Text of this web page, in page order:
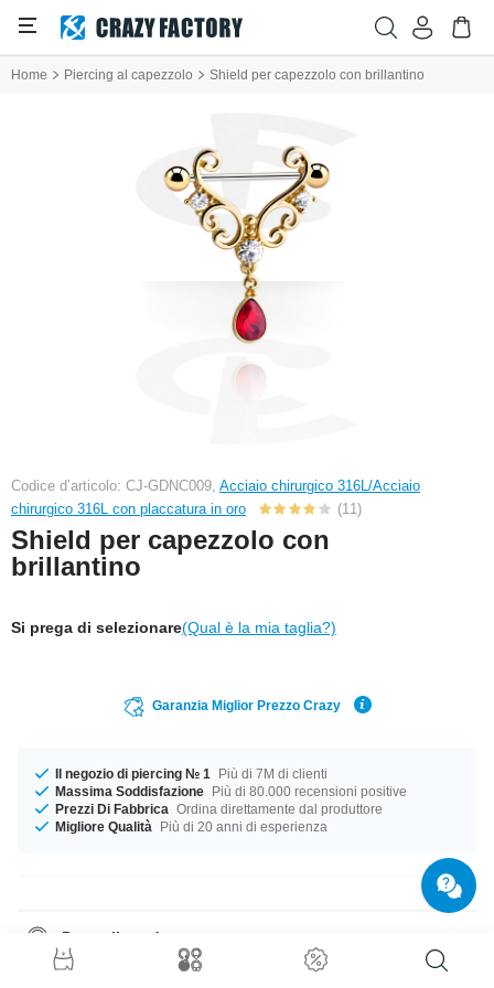
Home Piercing al capezzolo Shield per capezzolo con brillantino
Codice d’articolo: CJ-GDNC009, Acciaio chirurgico 316L/Acciaio
chirurgico 316L con placcatura in oro
(11)
Shield per capezzolo con
brillantino
Si prega di selezionare(Qual è la mia taglia?)
Garanzia Miglior Prezzo Crazy
Il negozio di piercing № 1
Più di 7M di clienti
Massima Soddisfazione Più di 80.000 recensioni positive
Prezzi Di Fabbrica Ordina direttamente dal produttore
Migliore Qualità
Più di 20 anni di esperienza
Dettagli prodotto
Disponibile in calibro 1.6 mm. Disponibile in una lunghezza di 19 mm. Un